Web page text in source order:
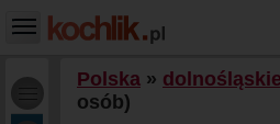
Polska » dolnośląskie
osób)